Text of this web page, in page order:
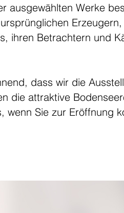
ausgewählten Werke
ihren Betrachtern und
dass wir die
die attraktive
wenn Sie zur Eröffnung